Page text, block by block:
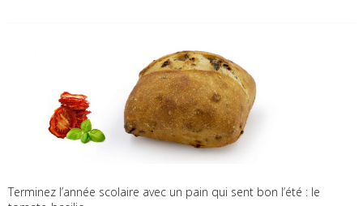
Terminez l’année scolaire avec un pain qui sent bon l’été : le